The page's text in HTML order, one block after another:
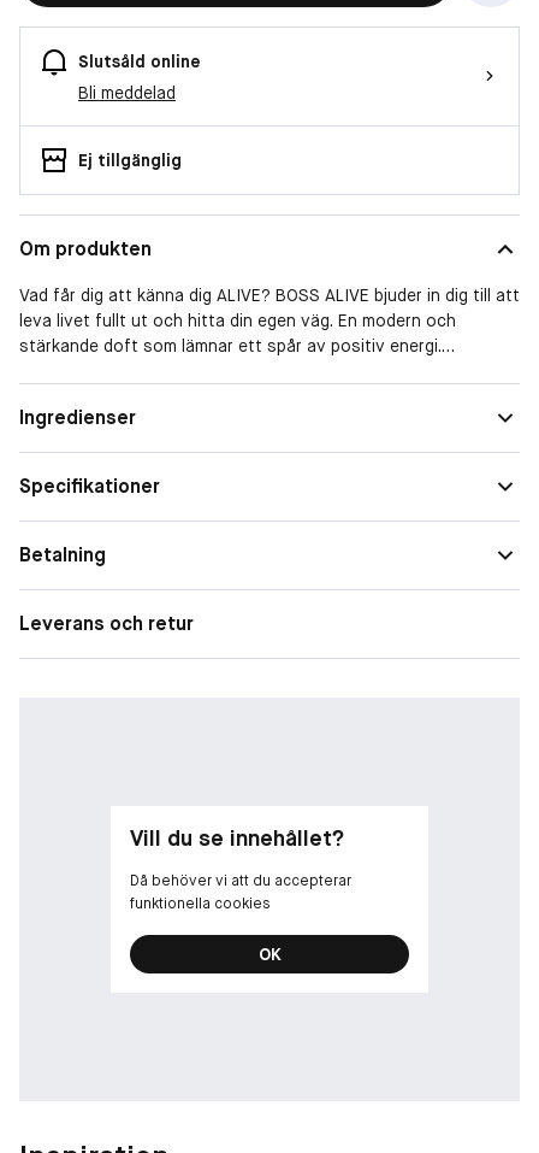
Slutsåld online
Bli meddelad
Ej tillgänglig
Om produkten
Vad får dig att känna dig ALIVE? BOSS ALIVE bjuder in dig till att
leva livet fullt ut och hitta din egen väg. En modern och
stärkande doft som lämnar ett spår av positiv energi.
Feminin. Glädjefylld. Kraftfull.
Ingredienser
Specifikationer
Betalning
Leverans och retur
Vill du se innehållet?
Då behöver vi att du accepterar
funktionella cookies
OK